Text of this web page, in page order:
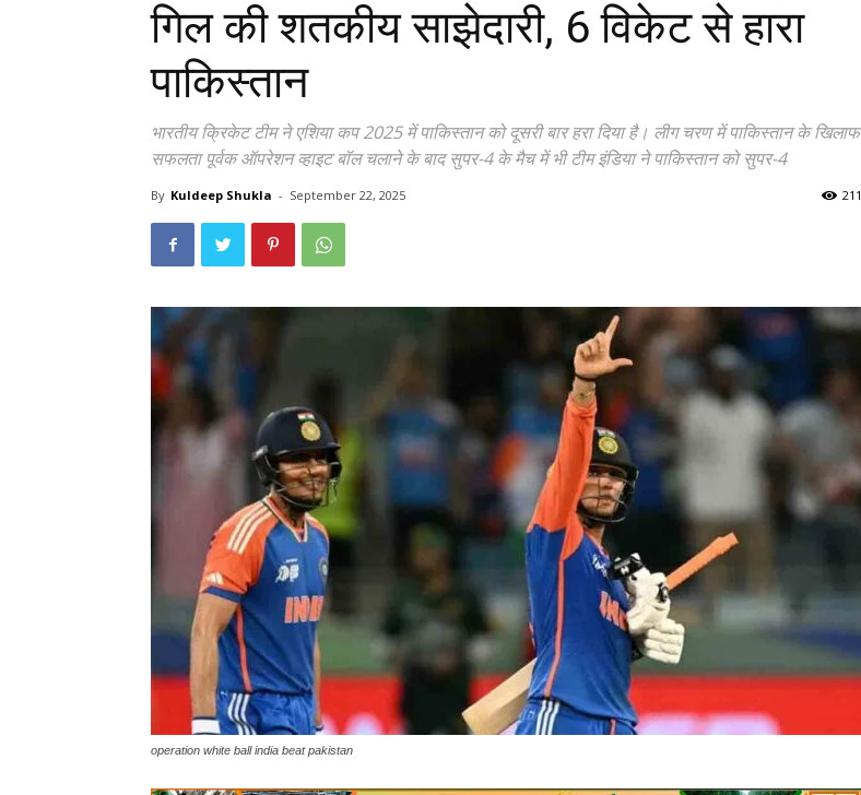
गिल की शतकीय साझेदारी, 6 विकेट से हारा
पाकिस्तान
भारतीय क्रिकेट टीम ने एशिया कप 2025 में पाकिस्तान को दूसरी बार हरा दिया है। लीग चरण में पाकिस्तान के खिलाफ
सफलता पूर्वक ऑपरेशन व्हाइट बॉल चलाने के बाद सुपर-4 के मैच में भी टीम इंडिया ने पाकिस्तान को सुपर-4
By Kuldeep Shukla - September 22, 2025 211
operation white ball india beat pakistan